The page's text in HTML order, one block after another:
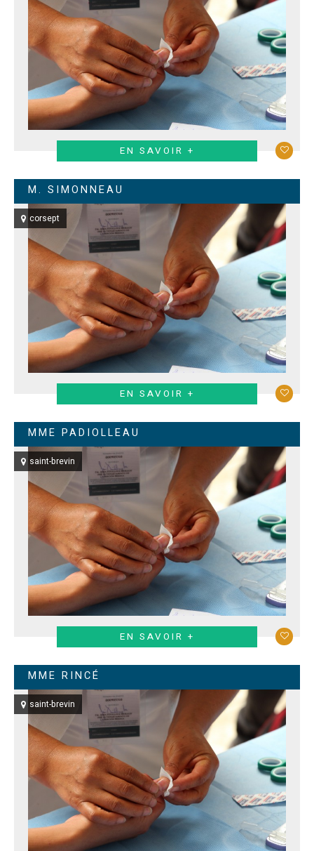
EN SAVOIR +
M. SIMONNEAU
corsept
EN SAVOIR +
MME PADIOLLEAU
saint-brevin
EN SAVOIR +
MME RINCÉ
saint-brevin